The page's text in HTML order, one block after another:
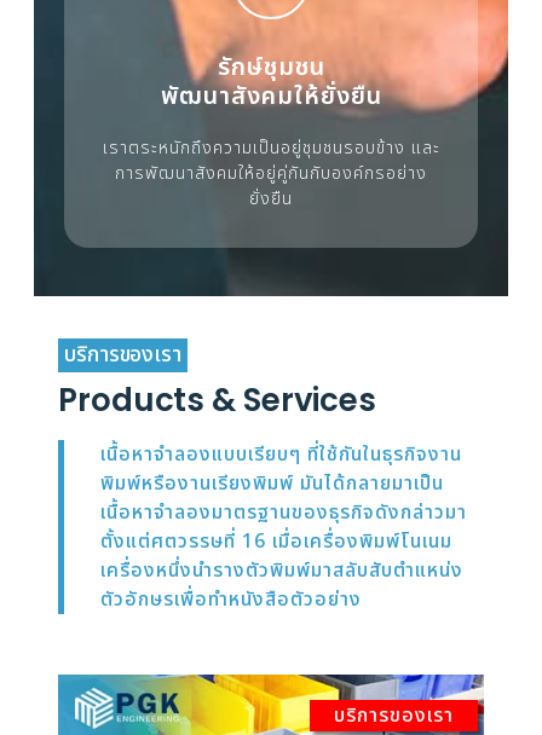
รักษ์ชุมชน
พัฒนาสังคมให้ยั่งยืน
เราตระหนักถึงความเป็นอยู่ชุมชนรอบข้าง และ
การพัฒนาสังคมให้อยู่คู่กันกับองค์กรอย่าง
ยั่งยืน
บริการของเรา
Products & Services
เนื้อหาจำลองแบบเรียบๆ ที่ใช้กันในธุรกิจงาน
พิมพ์หรืองานเรียงพิมพ์ มันได้กลายมาเป็น
เนื้อหาจำลองมาตรฐานของธุรกิจดังกล่าวมา
ตั้งแต่ศตวรรษที่ 16 เมื่อเครื่องพิมพ์โนเนม
เครื่องหนึ่งนำรางตัวพิมพ์มาสลับสับตำแหน่ง
ตัวอักษรเพื่อทำหนังสือตัวอย่าง
บริการของเรา